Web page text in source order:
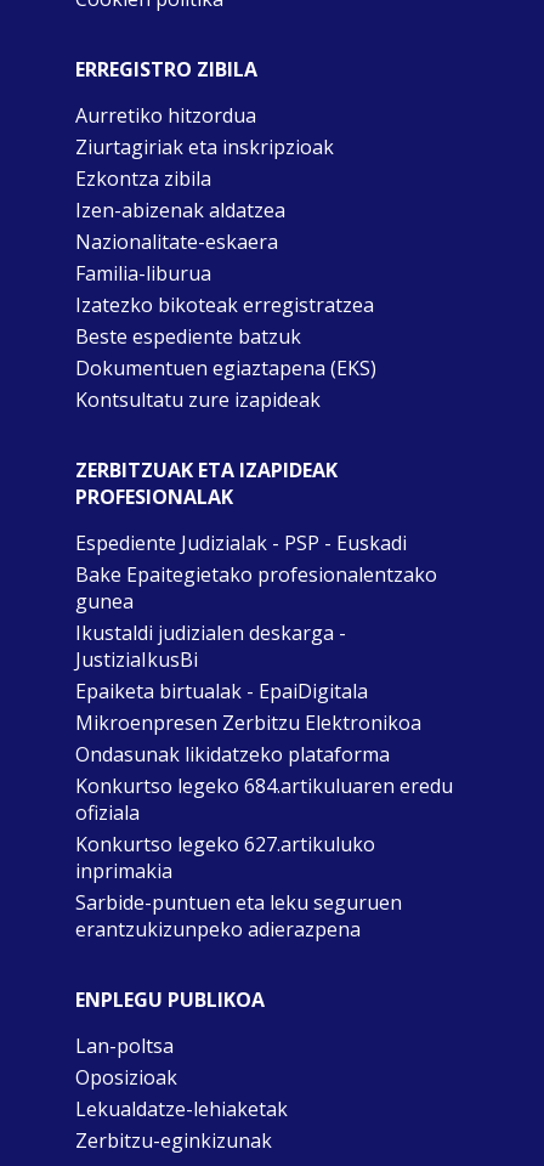
ERREGISTRO ZIBILA
Aurretiko hitzordua
Ziurtagiriak eta inskripzioak
Ezkontza zibila
Izen-abizenak aldatzea
Nazionalitate-eskaera
Familia-liburua
Izatezko bikoteak erregistratzea
Beste espediente batzuk
Dokumentuen egiaztapena (EKS)
Kontsultatu zure izapideak
ZERBITZUAK ETA IZAPIDEAK
PROFESIONALAK
Espediente Judizialak - PSP - Euskadi
Bake Epaitegietako profesionalentzako
gunea
Ikustaldi judizialen deskarga -
JustiziaIkusBi
Epaiketa birtualak - EpaiDigitala
Mikroenpresen Zerbitzu Elektronikoa
Ondasunak likidatzeko plataforma
Konkurtso legeko 684.artikuluaren eredu
ofiziala
Konkurtso legeko 627.artikuluko
inprimakia
Sarbide-puntuen eta leku seguruen
erantzukizunpeko adierazpena
ENPLEGU PUBLIKOA
Lan-poltsa
Oposizioak
Lekualdatze-lehiaketak
Zerbitzu-eginkizunak